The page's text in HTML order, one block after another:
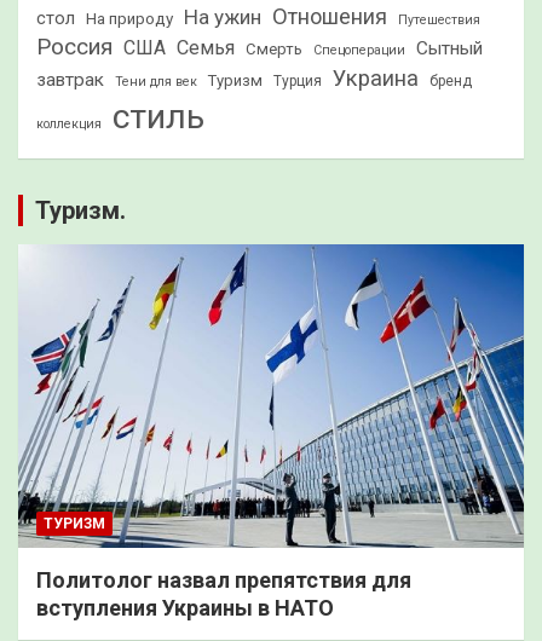
стол
На природу На ужин Отношения Путешествия
Россия США Семья Смерть Спецоперации
Сытный
завтрак
Тени для век Туризм Турция Украина бренд
коллекция стиль
Туризм.
ТУРИЗМ
Политолог назвал препятствия для
вступления Украины в НАТО